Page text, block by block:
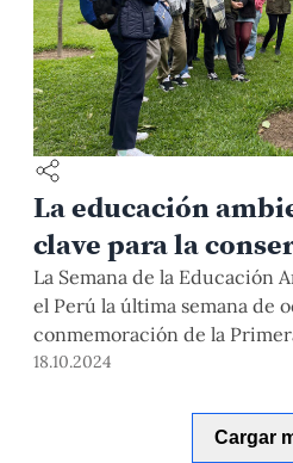
La educación
clave para la
La Semana de la Educación
el Perú la última semana de
conmemoración de la
Intergubernamental sobre
Georgia. Esta fecha nos
rol de la educación en la
18.10.2024
Cargar